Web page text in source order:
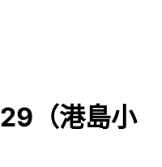
29（港島小